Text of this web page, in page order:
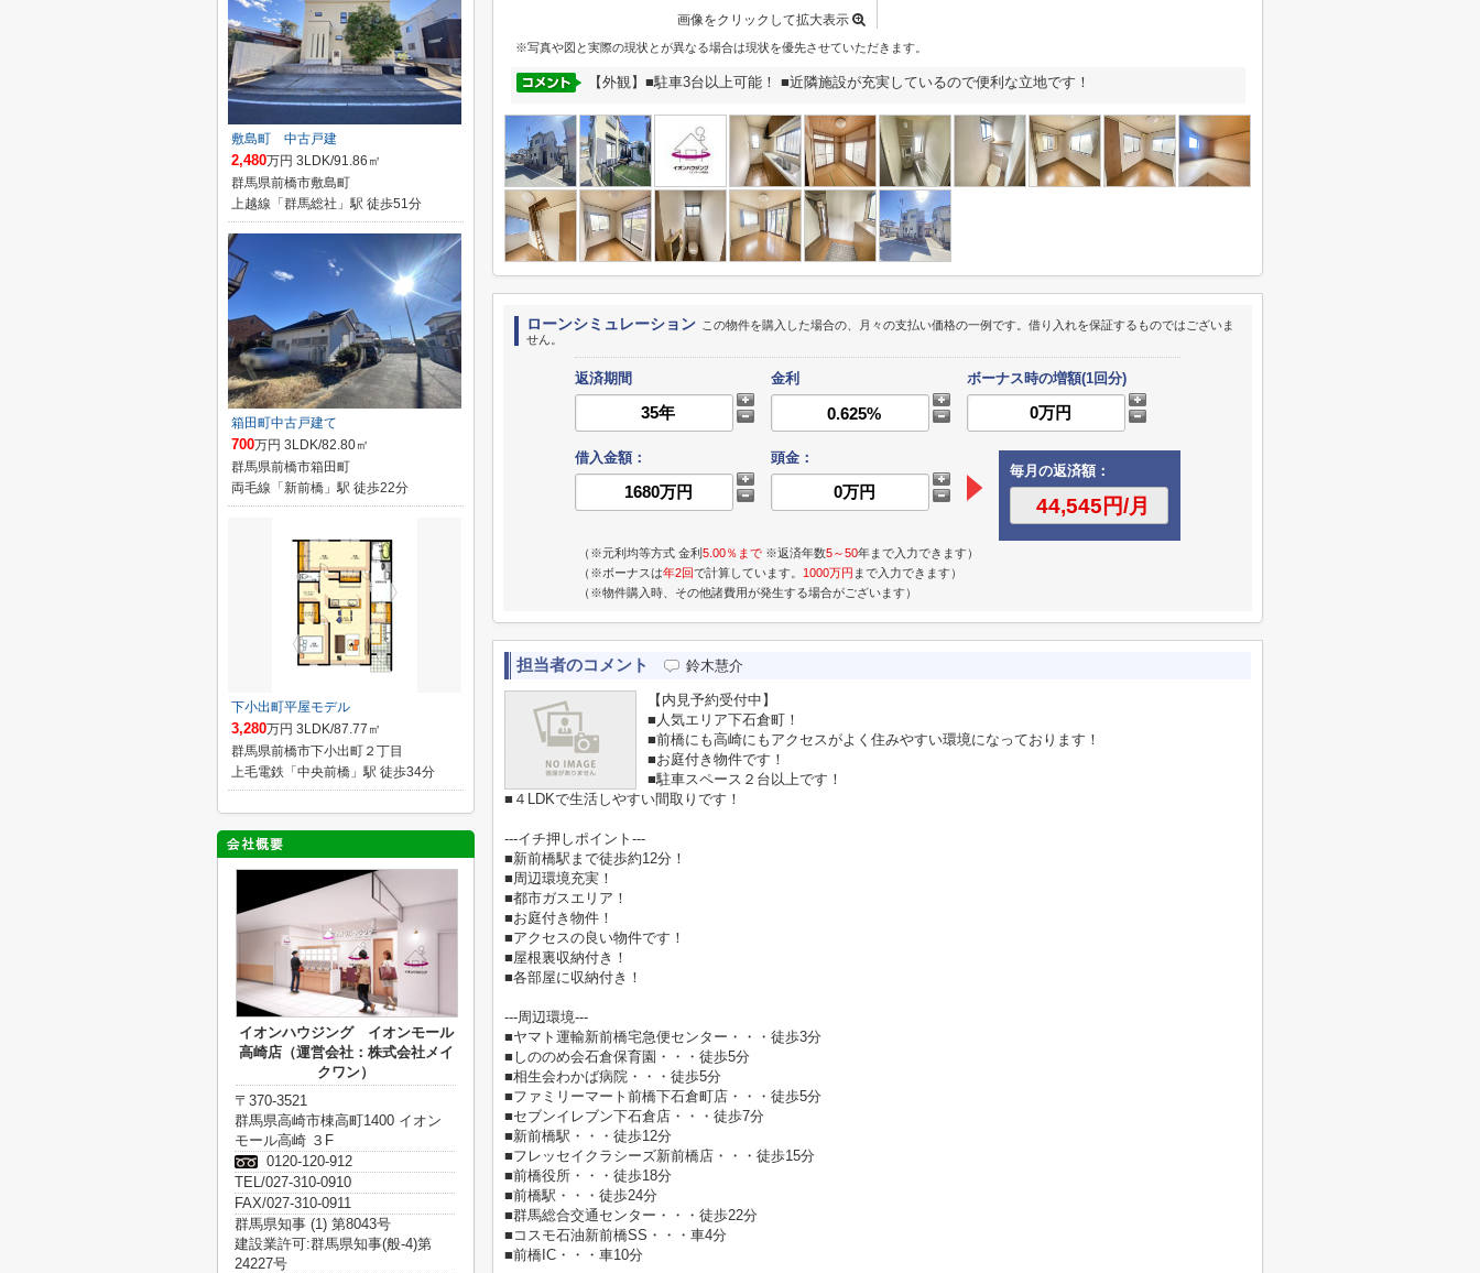
画像をクリックして拡大表示
※写真や図と実際の現状とが異なる場合は現状を優先させていただきます。
【外観】■駐車3台以上可能！ ■近隣施設が充実しているので便利な立地です！
ローンシミュレーション この物件を購入した場合の、月々の支払い価格の一例です。借り入れを保証するものではございま
せん。
返済期間 金利 ボーナス時の増額(1回分)
借入金額：
頭金：
毎月の返済額：
（※元利均等方式 金利5.00％まで ※返済年数5～50年まで入力できます）
（※ボーナスは年2回で計算しています。 1000万円 まで入力できます）
（※物件購入時、その他諸費用が発生する場合がございます）
担当者のコメント 鈴木慧介
【内見予約受付中】
■人気エリア下石倉町！
■前橋にも高崎にもアクセスがよく住みやすい環境になっております！
■お庭付き物件です！
■駐車スペース２台以上です！
■４LDKで生活しやすい間取りです！
---イチ押しポイント---
■新前橋駅まで徒歩約12分！
■周辺環境充実！
■都市ガスエリア！
■お庭付き物件！
■アクセスの良い物件です！
■屋根裏収納付き！
■各部屋に収納付き！
---周辺環境---
■ヤマト運輸新前橋宅急便センター・・・徒歩3分
■しののめ会石倉保育園・・・徒歩5分
■相生会わかば病院・・・徒歩5分
■ファミリーマート前橋下石倉町店・・・徒歩5分
■セブンイレブン下石倉店・・・徒歩7分
■新前橋駅・・・徒歩12分
■フレッセイクラシーズ新前橋店・・・徒歩15分
■前橋役所・・・徒歩18分
■前橋駅・・・徒歩24分
■群馬総合交通センター・・・徒歩22分
■コスモ石油新前橋SS・・・車4分
■前橋IC・・・車10分
敷島町 中古戸建
2,480万円 3LDK/91.86㎡
群馬県前橋市敷島町
上越線「群馬総社」駅 徒歩51分
箱田町中古戸建て
700万円 3LDK/82.80㎡
群馬県前橋市箱田町
両毛線「新前橋」駅 徒歩22分
下小出町平屋モデル
3,280万円 3LDK/87.77㎡
群馬県前橋市下小出町２丁目
上毛電鉄「中央前橋」駅 徒歩34分
イオンハウジング イオンモール
高崎店（運営会社：株式会社メイ
クワン）
〒370-3521
群馬県高崎市棟高町1400 イオン
モール高崎 ３F
0120-120-912
TEL/027-310-0910
FAX/027-310-0911
群馬県知事 (1) 第8043号
建設業許可:群馬県知事(般-4)第
24227号